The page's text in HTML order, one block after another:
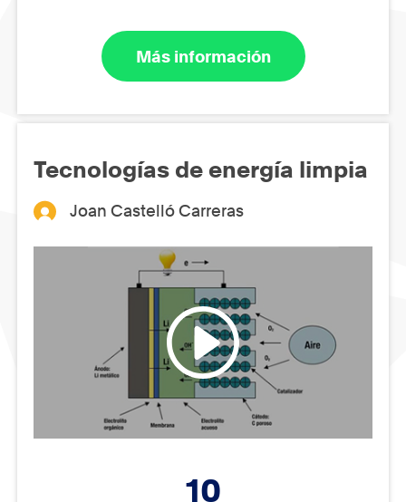
Más información
Tecnologías de energía limpia
Joan Castelló Carreras
10